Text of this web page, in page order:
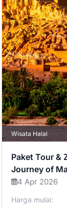
Wisata Halal
Paket Tour &
Journey of
Malam
4 Apr 2026
Harga mulai: